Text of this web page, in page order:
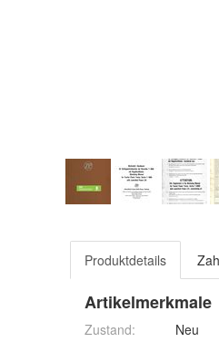
Produktdetails
Artikelmerkmale
Zustand: Neu